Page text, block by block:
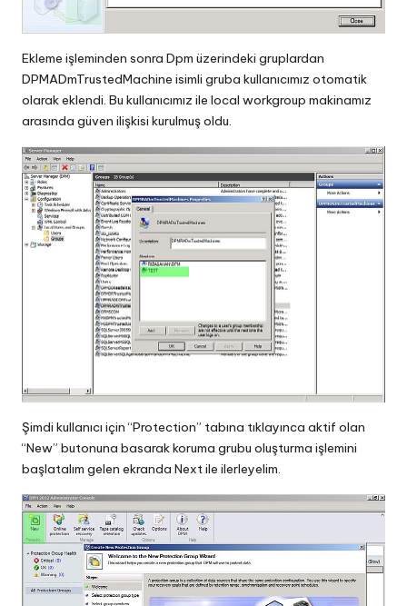
Ekleme işleminden sonra Dpm üzerindeki gruplardan
DPMADmTrustedMachine isimli gruba kullanıcımız otomatik
olarak eklendi. Bu kullanıcımız ile local workgroup makinamız
arasında güven ilişkisi kurulmuş oldu.
Şimdi kullanıcı için “Protection” tabına tıklayınca aktif olan
“New” butonuna basarak koruma grubu oluşturma işlemini
başlatalım gelen ekranda Next ile ilerleyelim.